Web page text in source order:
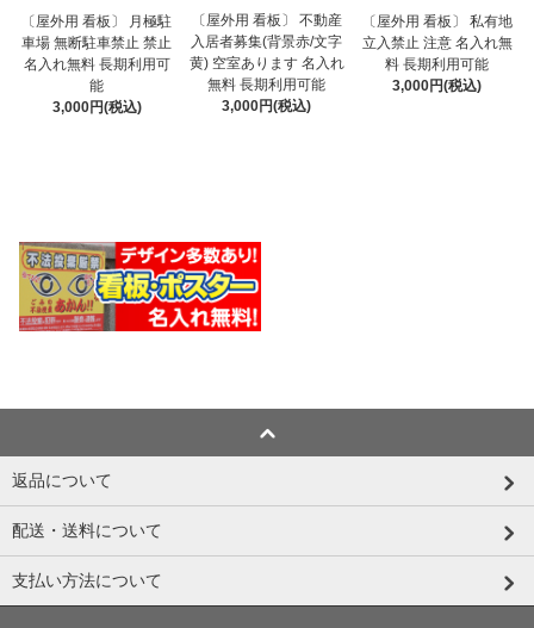
〔屋外用 看板〕 月極駐
車場 無断駐車禁止 禁止
名入れ無料 長期利用可
能
3,000円(税込)
〔屋外用 看板〕 不動産
入居者募集(背景赤/文字
黄) 空室あります 名入れ
無料 長期利用可能
3,000円(税込)
〔屋外用 看板〕 私有地
立入禁止 注意 名入れ無
料 長期利用可能
3,000円(税込)
返品について
配送・送料について
支払い方法について